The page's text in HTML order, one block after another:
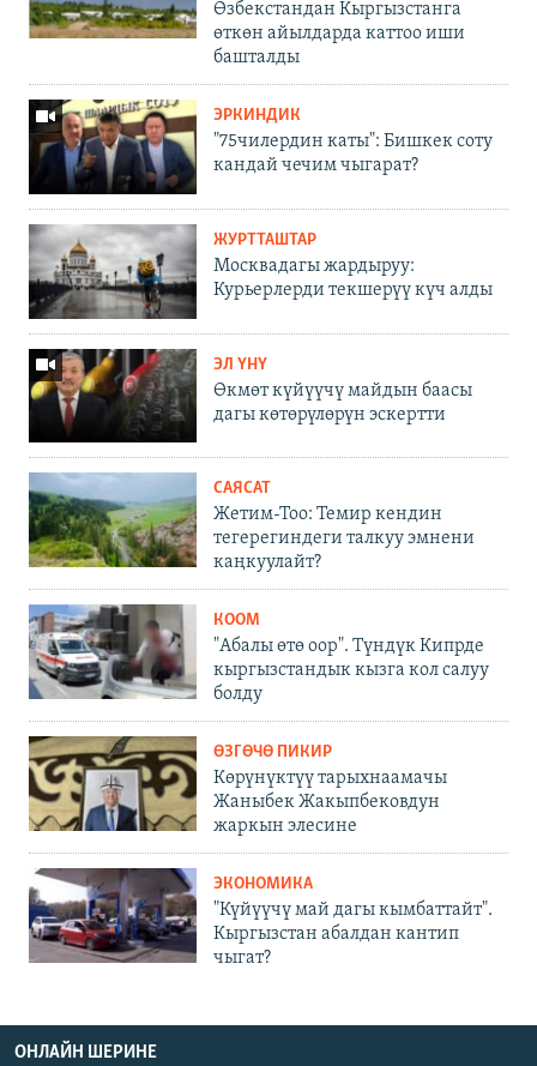
Өзбекстандан Кыргызстанга
өткөн айылдарда каттоо иши
башталды
ЭРКИНДИК
"75чилердин каты": Бишкек соту
кандай чечим чыгарат?
ЖУРТТАШТАР
Москвадагы жардыруу:
Курьерлерди текшерүү күч алды
ЭЛ ҮНҮ
Өкмөт күйүүчү майдын баасы
дагы көтөрүлөрүн эскертти
САЯСАТ
Жетим-Тоо: Темир кендин
тегерегиндеги талкуу эмнени
каңкуулайт?
КООМ
"Абалы өтө оор". Түндүк Кипрде
кыргызстандык кызга кол салуу
болду
ӨЗГӨЧӨ ПИКИР
Көрүнүктүү тарыхнаамачы
Жаныбек Жакыпбековдун
жаркын элесине
ЭКОНОМИКА
"Күйүүчү май дагы кымбаттайт".
Кыргызстан абалдан кантип
чыгат?
ОНЛАЙН ШЕРИНЕ